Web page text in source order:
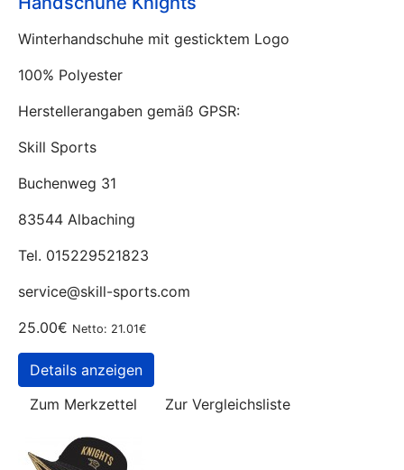
Winterhandschuhe mit gesticktem Logo
100% Polyester
Herstellerangaben gemäß GPSR:
Skill Sports
Buchenweg 31
83544 Albaching
Tel. 015229521823
service@skill-sports.com
25.00€ Netto: 21.01€
Details anzeigen
Zum Merkzettel
Zur Vergleichsliste